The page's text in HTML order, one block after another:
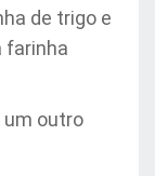
de trigo e
farinha
um outro